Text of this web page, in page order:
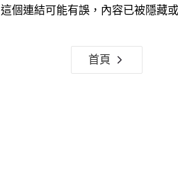
這個連結可能有誤，內容已被隱藏
首頁